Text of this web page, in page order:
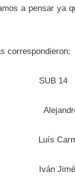
a pensar ya
correspondieron:
SUB
Alejandro
Iván